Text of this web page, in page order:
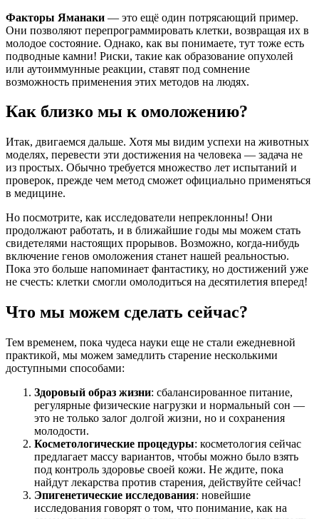
Факторы Яманаки — это ещё один потрясающий пример.
Они позволяют перепрограммировать клетки, возвращая их в
молодое состояние. Однако, как вы понимаете, тут тоже есть
подводные камни! Риски, такие как образование опухолей
или аутоиммунные реакции, ставят под сомнение
возможность применения этих методов на людях.
Как близко мы к омоложению?
Итак, двигаемся дальше. Хотя мы видим успехи на животных
моделях, перевести эти достижения на человека — задача не
из простых. Обычно требуется множество лет испытаний и
проверок, прежде чем метод сможет официально применяться
в медицине.
Но посмотрите, как исследователи непреклонны! Они
продолжают работать, и в ближайшие годы мы можем стать
свидетелями настоящих прорывов. Возможно, когда-нибудь
включение генов омоложения станет нашей реальностью.
Пока это больше напоминает фантастику, но достижений уже
не счесть: клетки смогли омолодиться на десятилетия вперед!
Что мы можем сделать сейчас?
Тем временем, пока чудеса науки еще не стали ежедневной
практикой, мы можем замедлить старение несколькими
доступными способами:
Здоровый образ жизни: сбалансированное питание,
регулярные физические нагрузки и нормальный сон —
это не только залог долгой жизни, но и сохранения
молодости.
Косметологические процедуры: косметология сейчас
предлагает массу вариантов, чтобы можно было взять
под контроль здоровье своей кожи. Не ждите, пока
найдут лекарства против старения, действуйте сейчас!
Эпигенетические исследования: новейшие
исследования говорят о том, что понимание, как на